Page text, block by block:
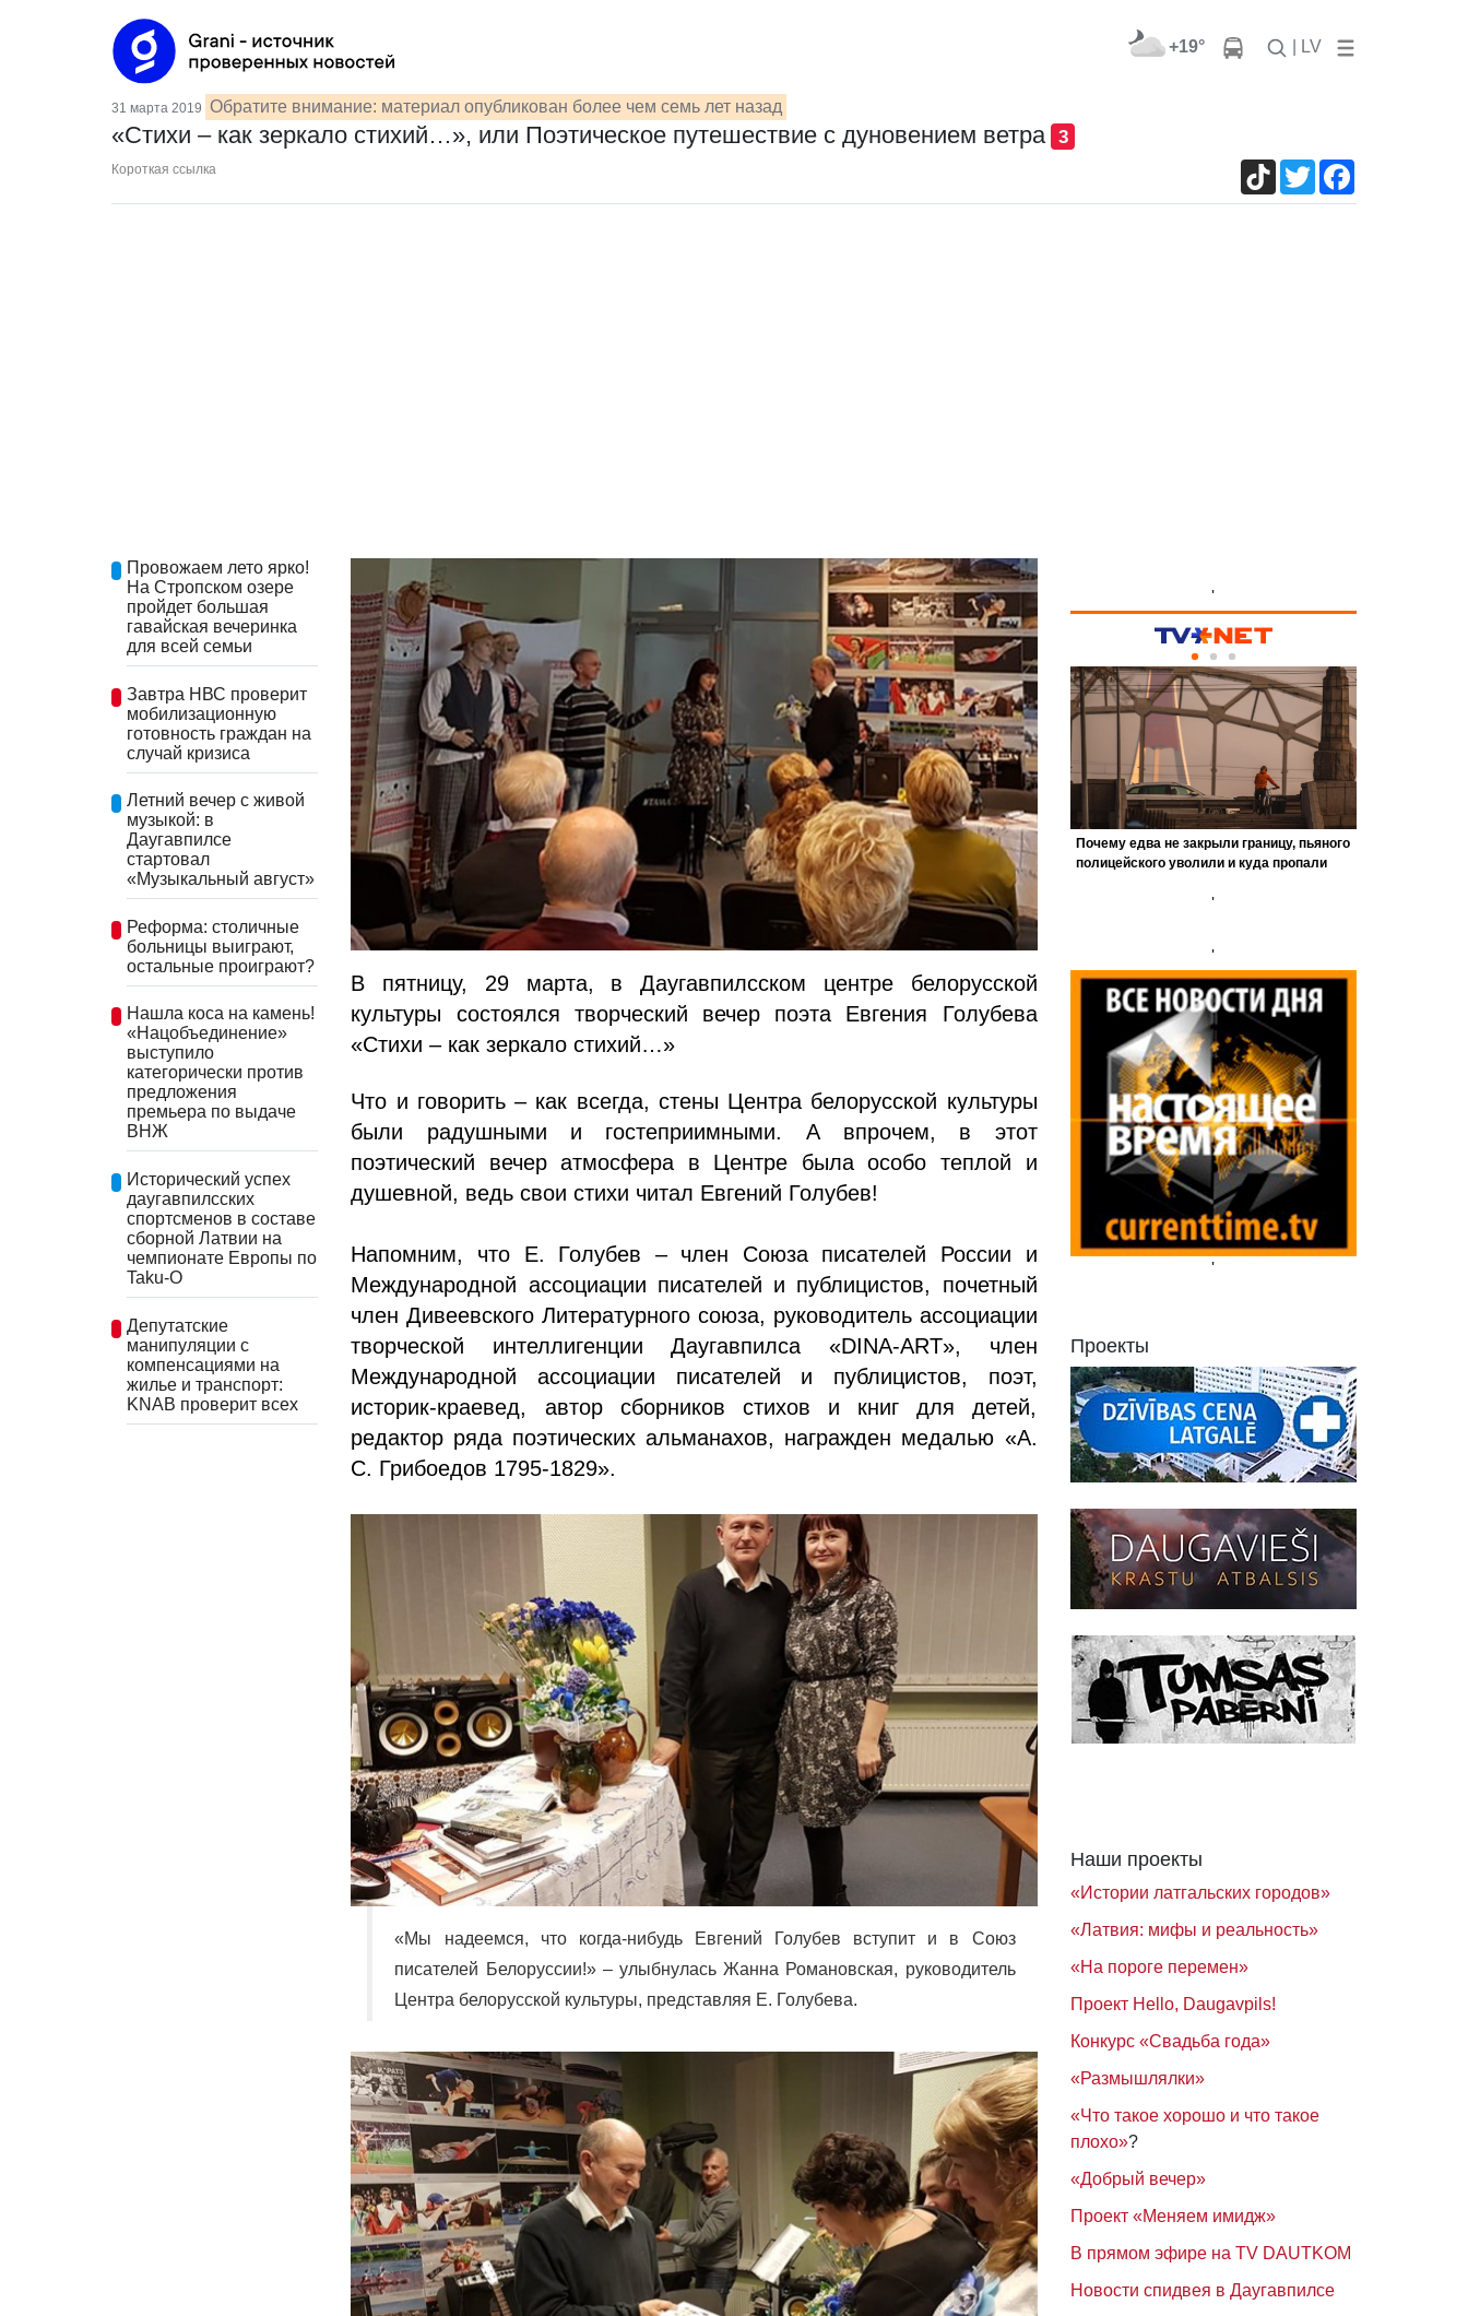
+19° | LV
31 марта 2019 Обратите внимание: материал опубликован более чем семь лет назад
«Стихи – как зеркало стихий…», или Поэтическое путешествие с дуновением ветра 3
Короткая ссылка TikTokTwitter
Провожаем лето ярко!
На Стропском озере
пройдет большая
гавайская вечеринка
для всей семьи
Завтра НВС проверит
мобилизационную
готовность граждан на
случай кризиса
Летний вечер с живой
музыкой: в
Даугавпилсе
стартовал
«Музыкальный август»
Реформа: столичные
больницы выиграют,
остальные проиграют?
Нашла коса на камень!
«Нацобъединение»
выступило
категорически против
предложения
премьера по выдаче
ВНЖ
Исторический успех
даугавпилсских
спортсменов в составе
сборной Латвии на
чемпионате Европы по
Taku-O
Депутатские
манипуляции с
компенсациями на
жилье и транспорт:
KNAB проверит всех
В пятницу, 29 марта, в Даугавпилсском центре белорусской
культуры состоялся творческий вечер поэта Евгения Голубева
«Стихи – как зеркало стихий…»
Что и говорить – как всегда, стены Центра белорусской культуры
были радушными и гостеприимными. А впрочем, в этот
поэтический вечер атмосфера в Центре была особо теплой и
душевной, ведь свои стихи читал Евгений Голубев!
Напомним, что Е. Голубев – член Союза писателей России и
Международной ассоциации писателей и публицистов, почетный
член Дивеевского Литературного союза, руководитель ассоциации
творческой интеллигенции Даугавпилса «DINA-ART», член
Международной ассоциации писателей и публицистов, поэт,
историк-краевед, автор сборников стихов и книг для детей,
редактор ряда поэтических альманахов, награжден медалью «А.
С. Грибоедов 1795-1829».
«Мы надеемся, что когда-нибудь Евгений Голубев вступит и в Союз
писателей Белоруссии!» – улыбнулась Жанна Романовская, руководитель
Центра белорусской культуры, представляя Е. Голубева.
'
'
'
'
Проекты
Наши проекты
«Истории латгальских городов»
«Латвия: мифы и реальность»
«На пороге перемен»
Проект Hello, Daugavpils!
Конкурс «Свадьба года»
«Размышлялки»
«Что такое хорошо и что такое
плохо»?
«Добрый вечер»
Проект «Меняем имидж»
В прямом эфире на TV DAUTKOM
Новости спидвея в Даугавпилсе